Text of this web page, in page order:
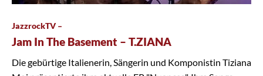
JazzrockTV –
Jam In The Basement – T.ZIANA
Die gebürtige Italienerin, Sängerin und Komponistin Tiziana